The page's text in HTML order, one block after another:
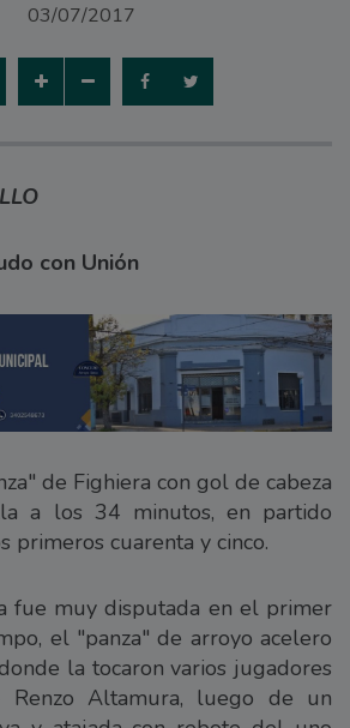
03/07/2017
con Unión
de Fighiera con gol de cabeza
a los 34 minutos, en partido
primeros cuarenta y cinco.
fue muy disputada en el primer
el "panza" de arroyo acelero
la tocaron varios jugadores
Altamura, luego de un